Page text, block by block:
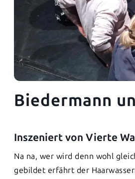
Biedermann
Inszeniert von Vierte
Na na, wer wird denn wohl
gebildet erfährt der